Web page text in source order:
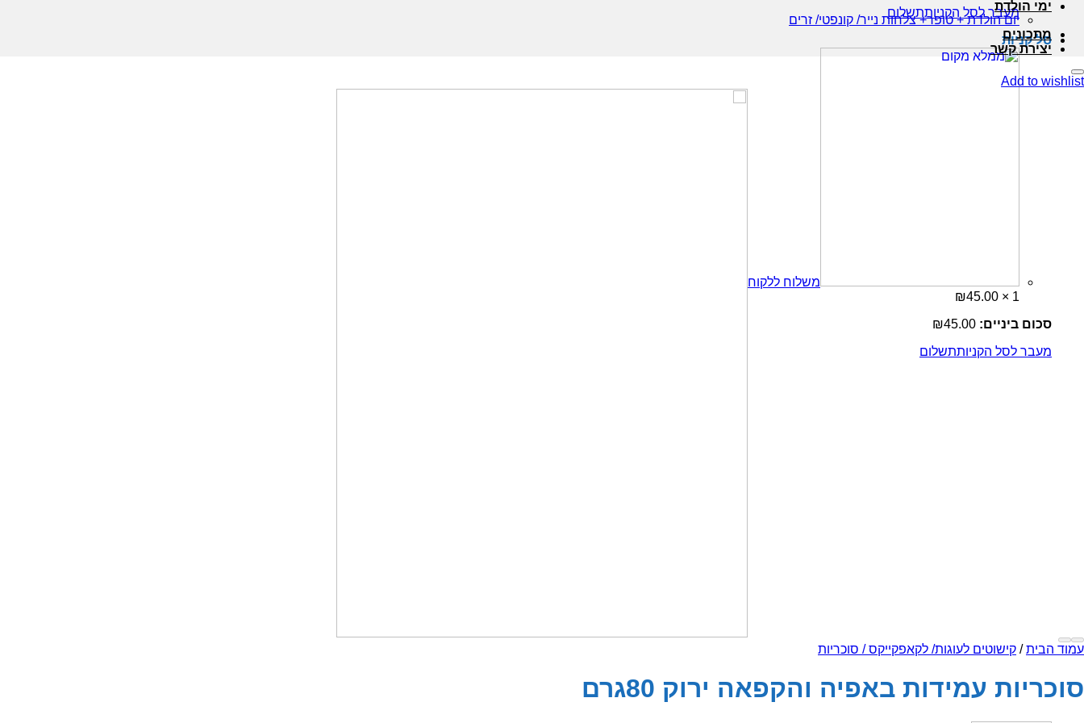
מעבר לסל הקניותתשלום
סל קניות
משלוח ללקוח
1 ×
₪45.00
סכום ביניים:
₪45.00
מעבר לסל הקניותתשלום
ימי הולדת
יום הולדת + טופר+ צלחות נייר/ קונפטי/ זרים
מתכונים
יצירת קשר
Add to wishlist
עמוד הבית / קישוטים לעוגות/ לקאפקייקס / סוכריות
סוכריות עמידות באפיה והקפאה ירוק 80גרם